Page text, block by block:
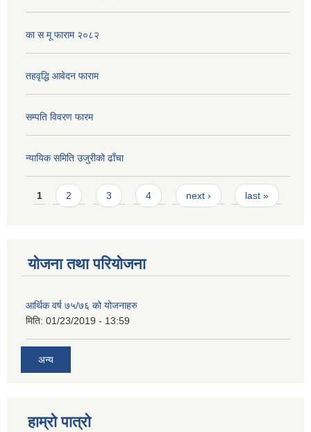
का स मू फाराम २०८२
तहवृद्धि आवेदन फाराम
सम्पति विवरण फारम
न्यायिक समिति उजुरीको ढाँचा
Pages
1 2 3 4 next › last »
योजना तथा परियोजना
आर्थिक वर्ष ७५/७६ को योजनाहरु
मिति: 01/23/2019 - 13:59
अन्य
हाम्रो पात्रो